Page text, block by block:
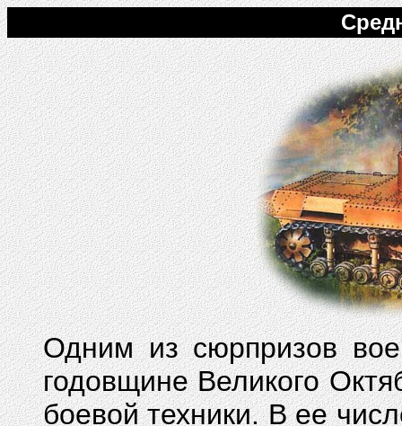
Одним из сюрпризов
годовщине Великого
боевой техники. В ее